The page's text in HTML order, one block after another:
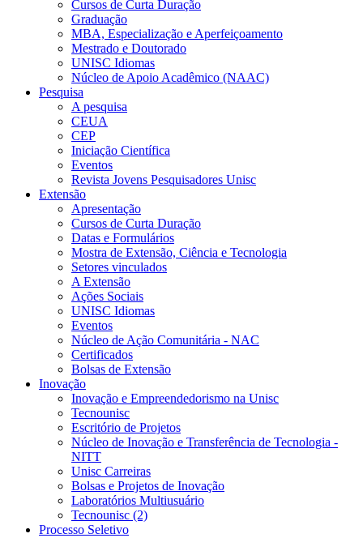
Cursos de Curta Duração
Graduação
MBA, Especialização e Aperfeiçoamento
Mestrado e Doutorado
UNISC Idiomas
Núcleo de Apoio Acadêmico (NAAC)
Pesquisa
A pesquisa
CEUA
CEP
Iniciação Científica
Eventos
Revista Jovens Pesquisadores Unisc
Extensão
Apresentação
Cursos de Curta Duração
Datas e Formulários
Mostra de Extensão, Ciência e Tecnologia
Setores vinculados
A Extensão
Ações Sociais
UNISC Idiomas
Eventos
Núcleo de Ação Comunitária - NAC
Certificados
Bolsas de Extensão
Inovação
Inovação e Empreendedorismo na Unisc
Tecnounisc
Escritório de Projetos
Núcleo de Inovação e Transferência de Tecnologia -
NITT
Unisc Carreiras
Bolsas e Projetos de Inovação
Laboratórios Multiusuário
Tecnounisc (2)
Processo Seletivo